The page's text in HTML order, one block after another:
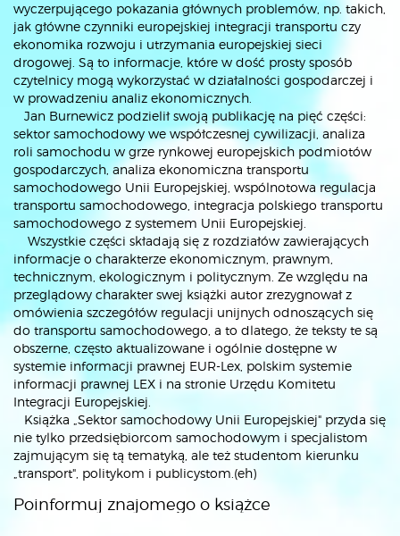
wyczerpującego pokazania głównych problemów, np. takich,
jak główne czynniki europejskiej integracji transportu czy
ekonomika rozwoju i utrzymania europejskiej sieci
drogowej. Są to informacje, które w dość prosty sposób
czytelnicy mogą wykorzystać w działalności gospodarczej i
w prowadzeniu analiz ekonomicznych.
Jan Burnewicz podzielił swoją publikację na pięć części:
sektor samochodowy we współczesnej cywilizacji, analiza
roli samochodu w grze rynkowej europejskich podmiotów
gospodarczych, analiza ekonomiczna transportu
samochodowego Unii Europejskiej, wspólnotowa regulacja
transportu samochodowego, integracja polskiego transportu
samochodowego z systemem Unii Europejskiej.
Wszystkie części składają się z rozdziałów zawierających
informacje o charakterze ekonomicznym, prawnym,
technicznym, ekologicznym i politycznym. Ze względu na
przeglądowy charakter swej książki autor zrezygnował z
omówienia szczegółów regulacji unijnych odnoszących się
do transportu samochodowego, a to dlatego, że teksty te są
obszerne, często aktualizowane i ogólnie dostępne w
systemie informacji prawnej EUR-Lex, polskim systemie
informacji prawnej LEX i na stronie Urzędu Komitetu
Integracji Europejskiej.
Książka „Sektor samochodowy Unii Europejskiej" przyda się
nie tylko przedsiębiorcom samochodowym i specjalistom
zajmującym się tą tematyką, ale też studentom kierunku
„transport", politykom i publicystom.(eh)
Poinformuj znajomego o książce